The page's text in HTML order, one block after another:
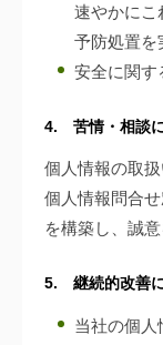
速やかにこ
予防処置を
安全に関す
4. 苦情・相談
個人情報の取
個人情報問合
を構築し、誠
5. 継続的改善
当社の個人